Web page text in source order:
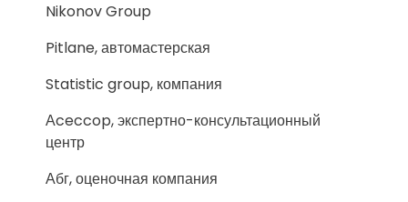
Nikonov Group
Pitlane, автомастерская
Statistic group, компания
Аceccop, экспертно-консультационный
центр
Абг, оценочная компания